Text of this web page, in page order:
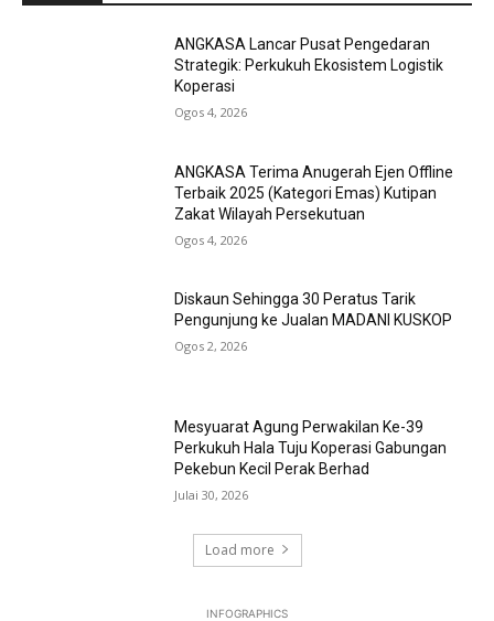
ANGKASA Lancar Pusat Pengedaran
Strategik: Perkukuh Ekosistem Logistik
Koperasi
Ogos 4, 2026
ANGKASA Terima Anugerah Ejen Offline
Terbaik 2025 (Kategori Emas) Kutipan
Zakat Wilayah Persekutuan
Ogos 4, 2026
Diskaun Sehingga 30 Peratus Tarik
Pengunjung ke Jualan MADANI KUSKOP
Ogos 2, 2026
Mesyuarat Agung Perwakilan Ke-39
Perkukuh Hala Tuju Koperasi Gabungan
Pekebun Kecil Perak Berhad
Julai 30, 2026
Load more
INFOGRAPHICS